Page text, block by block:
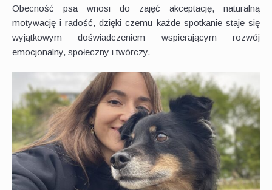
Obecność psa wnosi do zajęć akceptację, naturalną
motywację i radość, dzięki czemu każde spotkanie staje się
wyjątkowym doświadczeniem wspierającym rozwój
emocjonalny, społeczny i twórczy.